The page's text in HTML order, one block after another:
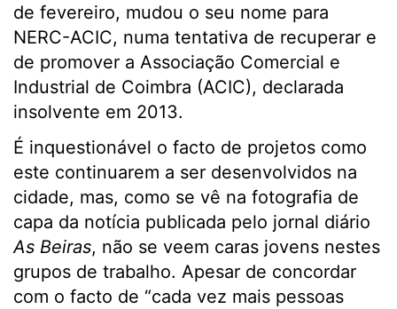
de fevereiro, mudou o seu nome para
NERC-ACIC, numa tentativa de recuperar e
de promover a Associação Comercial e
Industrial de Coimbra (ACIC), declarada
insolvente em 2013.
É inquestionável o facto de projetos como
este continuarem a ser desenvolvidos na
cidade, mas, como se vê na fotografia de
capa da notícia publicada pelo jornal diário
As Beiras, não se veem caras jovens nestes
grupos de trabalho. Apesar de concordar
com o facto de “cada vez mais pessoas